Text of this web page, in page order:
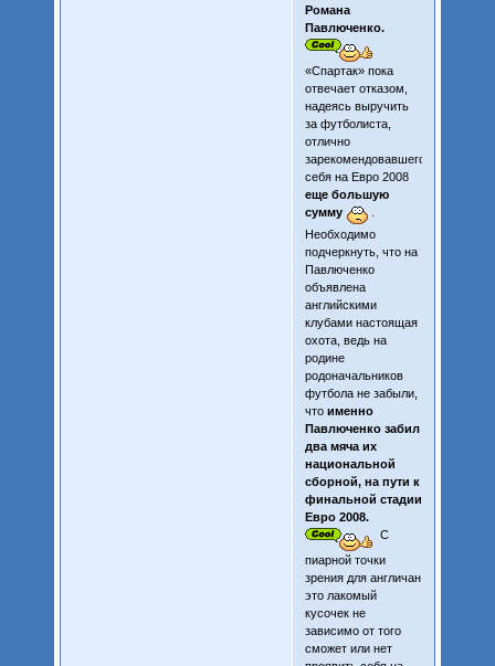
Романа
Павлюченко.
«Спартак» пока
отвечает отказом,
надеясь выручить
за футболиста,
отлично
зарекомендовавшего
себя на Евро 2008
еще большую
сумму
.
Необходимо
подчеркнуть, что на
Павлюченко
объявлена
английскими
клубами настоящая
охота, ведь на
родине
родоначальников
футбола не забыли,
что именно
Павлюченко забил
два мяча их
национальной
сборной, на пути к
финальной стадии
Евро 2008.
С
пиарной точки
зрения для англичан
это лакомый
кусочек не
зависимо от того
сможет или нет